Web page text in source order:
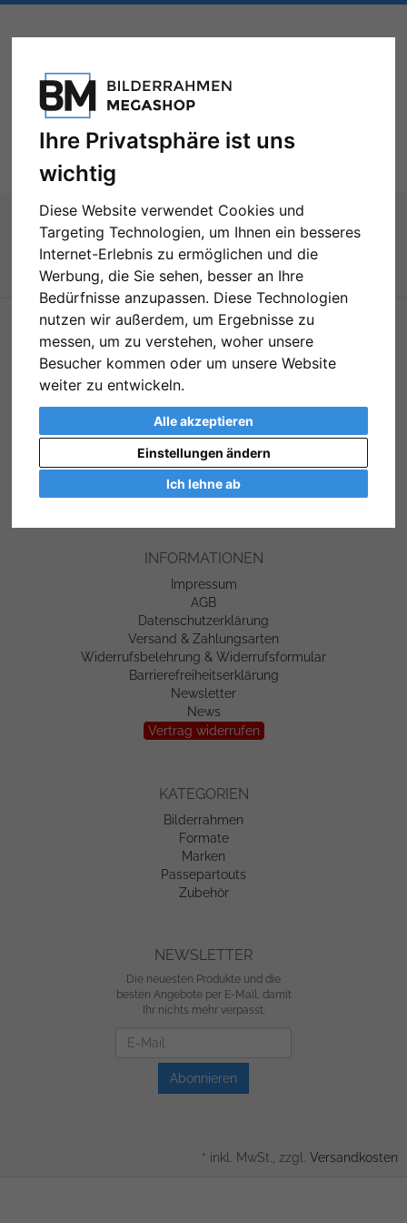
Ihre Privatsphäre ist uns
wichtig
Diese Website verwendet Cookies und
Targeting Technologien, um Ihnen ein besseres
Internet-Erlebnis zu ermöglichen und die
Werbung, die Sie sehen, besser an Ihre
Bedürfnisse anzupassen. Diese Technologien
nutzen wir außerdem, um Ergebnisse zu
messen, um zu verstehen, woher unsere
Besucher kommen oder um unsere Website
weiter zu entwickeln.
Alle akzeptieren
Ich lehne ab
Einstellungen ändern
Toggle
navigation
Menü
Sie sind hier: Zubehör Diebstahlsicherungen
Diebstahlsicherungen
SERVICE
Kontakt
Links
Warenkorb
Konto
Merkzettel
Mein Wunschzettel
Öffentlicher Wunschzettel
INFORMATIONEN
Impressum
AGB
Datenschutzerklärung
Versand & Zahlungsarten
Widerrufsbelehrung & Widerrufsformular
Barrierefreiheitserklärung
Newsletter
News
Vertrag widerrufen
KATEGORIEN
Bilderrahmen
Formate
Marken
Passepartouts
Zubehör
NEWSLETTER
Die neuesten Produkte und die
besten Angebote per E-Mail, damit
Ihr nichts mehr verpasst.
Abonnieren
* inkl. MwSt., zzgl. Versandkosten